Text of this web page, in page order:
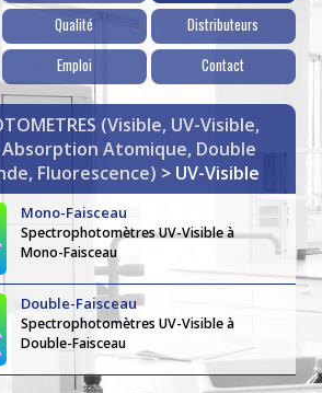
Qualité
Distributeurs
Emploi Contact
(Visible, UV-Visible,
Atomique, Double
Fluorescence) > UV-Visible
Mono-Faisceau
Spectrophotomètres UV-Visible à
Mono-Faisceau
Double-Faisceau
Spectrophotomètres UV-Visible à
Double-Faisceau